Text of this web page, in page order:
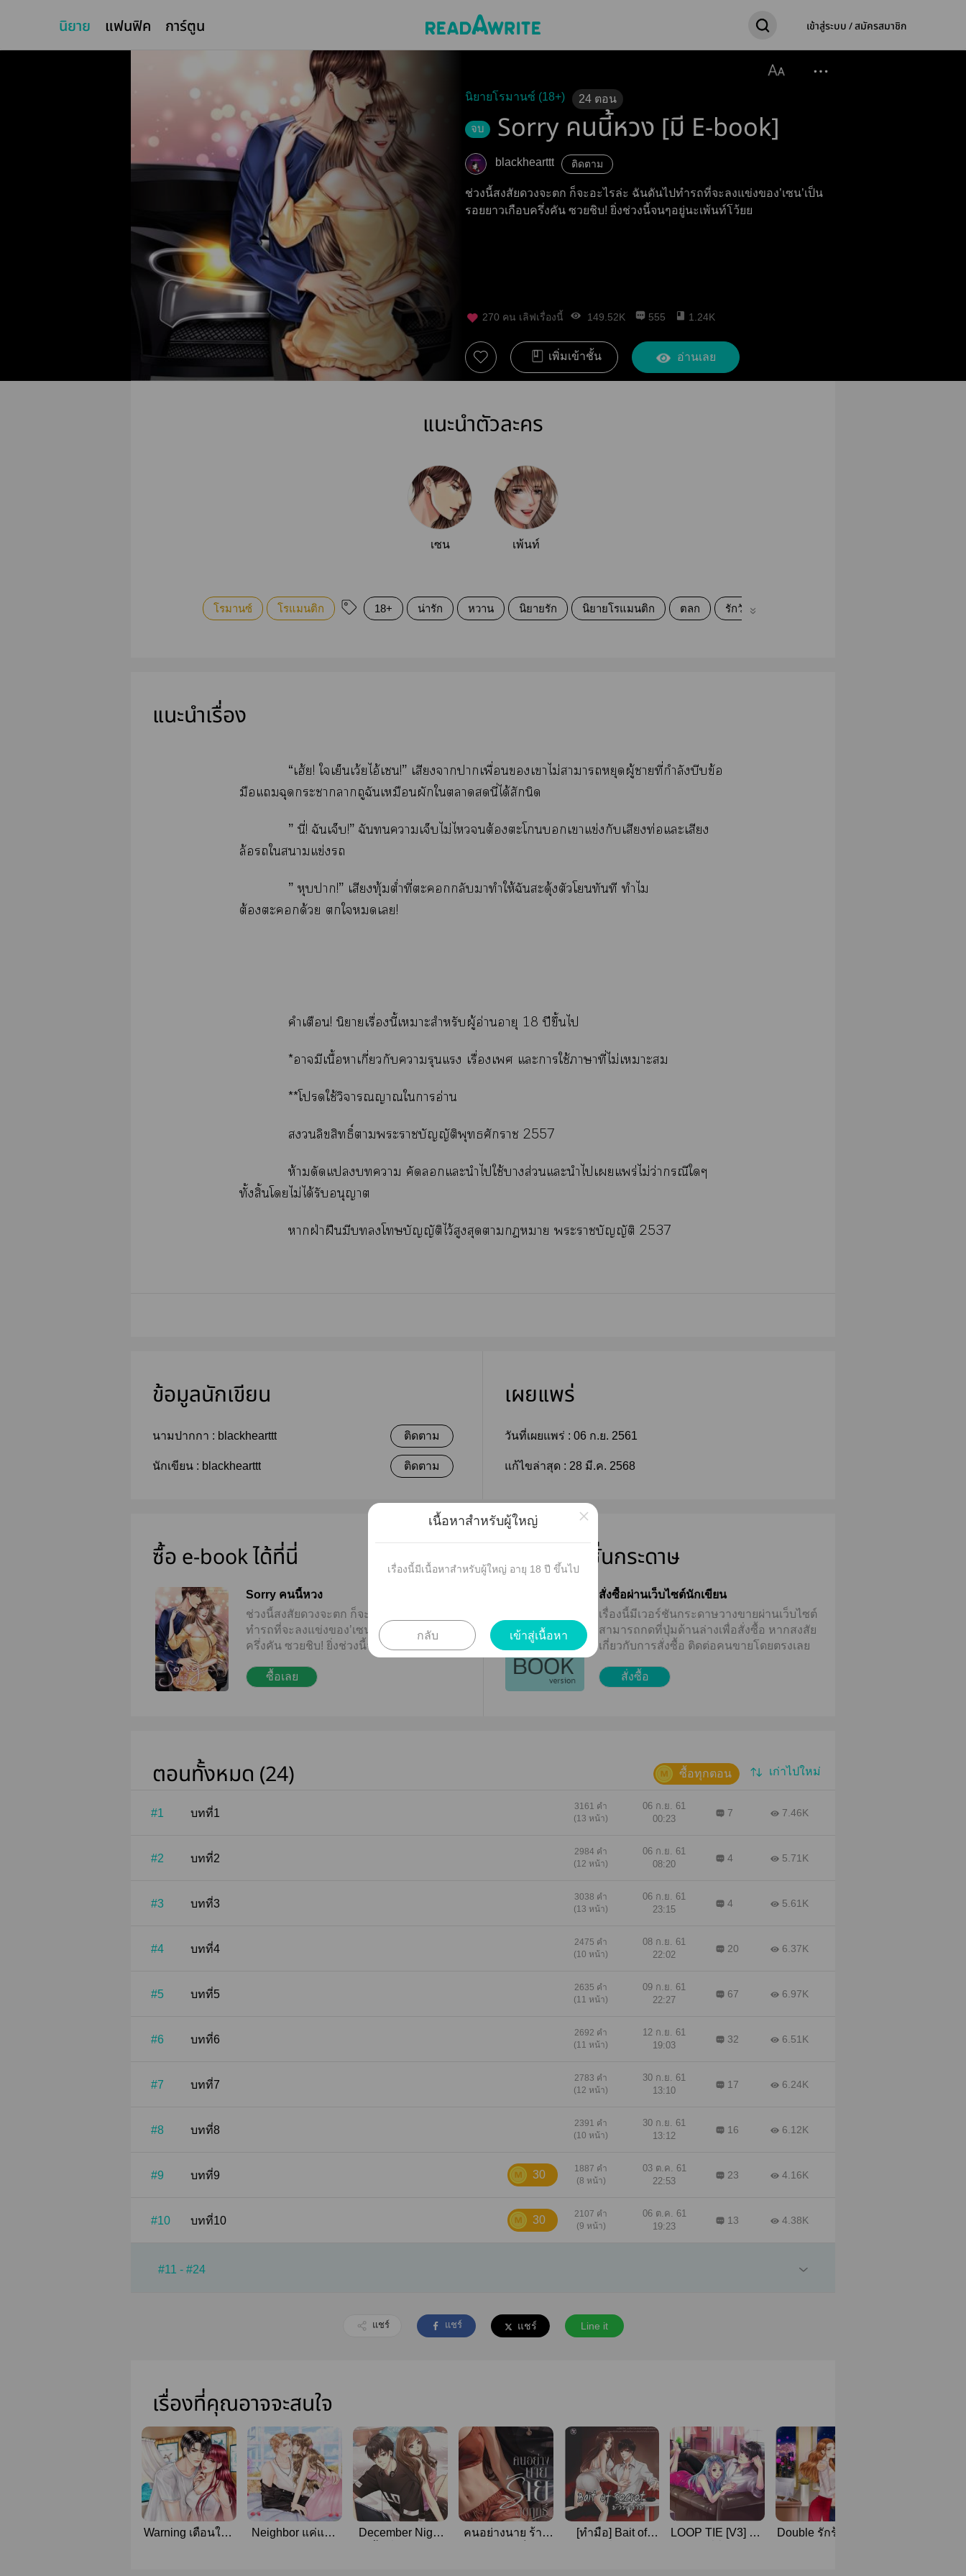
นิยาย แฟนฟิค การ์ตูน เข้าสู่ระบบ / สมัครสมาชิก
นิยายโรมานซ์ (18+) 24 ตอน
จบ Sorry คนนี้หวง [มี E-book]
blackhearttt ติดตาม
ช่วงนี้สงสัยดวงจะตก ก็จะอะไรล่ะ ฉันดันไปทำรถที่จะลงแข่งของ’เซน’เป็น
รอยยาวเกือบครึ่งคัน ซวยชิบ! ยิ่งช่วงนี้จนๆอยู่นะเพ้นท์โว้ยย
270 คน เลิฟเรื่องนี้ 149.52K 555 1.24K
เพิ่มเข้าชั้น อ่านเลย
แนะนำตัวละคร
เซน เพ้นท์
โรมานซ์ โรแมนติก 18+ น่ารัก หวาน นิยายรัก นิยายโรแมนติก ตลก รักวัยรุ่น
แนะนำเรื่อง
“เฮ้ย! ใเย็นเว้ยไอ้เ!” เสียงาาเพื่อนเาไม่าาหยุดผู้าที่กำลังบีบข้อ
มือแฉุดะาาถูฉันเหมือนผักใาสดนี่ได้สักนิด
” นี่! ฉันเจ็บ!” ฉันาเจ็บไม่ไต้องะโเาแข่งกับเสียงท่อแะเสียง
ล้อใาแข่ง
” หุบา!” เสียงทุ้มต่ำที่ะกลับมาทำให้ฉันสะดุ้งตัวโทันที ทำไม
ต้องะด้วย ใเ!
คำเตือน! นิยายเรื่องนี้เาะสำหรับผู้อ่านอายุ 18 ปีขึ้นไ
*ามีเนื้อาเกี่ยวกับารุนแรง เรื่องเ แะาใช้าาที่ไม่เาะ
**โใช้วิจารณญาณใาอ่าน
ลิขสิทธิ์าะาบัญญัติพุทธศักราช 2557
ห้ามดัดแา คัดแะนำไใช้าส่วนแะนำไเแพร่ไม่ว่ากรณีใๆ
ทั้งสิ้นโไม่ได้รับอนุญาต
าฝ่าฝืนมีโบัญญัติไว้สูงสุดาา ะาบัญญัติ 2537
ข้อมูลนักเขียน
นามปากกา : blackhearttt ติดตาม
นักเขียน : blackhearttt ติดตาม
เผยแพร่
วันที่เผยแพร่ : 06 ก.ย. 2561
แก้ไขล่าสุด : 28 มี.ค. 2568
ซื้อ e-book ได้ที่นี่
Sorry คนนี้หวง
ช่วงนี้สงสัยดวงจะตก ก็จะอะไรล่ะ ฉันดันไป
ทำรถที่จะลงแข่งของ’เซน’เป็นรอยยาวเกือบ
ครึ่งคัน ซวยชิบ! ยิ่งช่วงนี้จนๆอยู่นะเพ้นท์โว้ยย
ซื้อเลย
สนใจเวอร์ชั่นกระดาษ
สั่งซื้อผ่านเว็บไซต์นักเขียน
เรื่องนี้มีเวอร์ชันกระดาษวางขายผ่านเว็บไซต์
สามารถกดที่ปุ่มด้านล่างเพื่อสั่งซื้อ หากสงสัย
เกี่ยวกับการสั่งซื้อ ติดต่อคนขายโดยตรงเลย
สั่งซื้อ
ตอนทั้งหมด (24) เก่าไปใหม่
ซื้อทุกตอน
#1 บทที่1
3161 คำ
(13 หน้า)
06 ก.ย. 61
00:23
7 7.46K
#2 บทที่2
2984 คำ
(12 หน้า)
06 ก.ย. 61
08:20
4 5.71K
#3 บทที่3
3038 คำ
(13 หน้า)
06 ก.ย. 61
23:15
4 5.61K
#4 บทที่4
2475 คำ
(10 หน้า)
08 ก.ย. 61
22:02
20 6.37K
#5 บทที่5
2635 คำ
(11 หน้า)
09 ก.ย. 61
22:27
67 6.97K
#6 บทที่6
2692 คำ
(11 หน้า)
12 ก.ย. 61
19:03
32 6.51K
#7 บทที่7
2783 คำ
(12 หน้า)
30 ก.ย. 61
13:10
17 6.24K
#8 บทที่8
2391 คำ
(10 หน้า)
30 ก.ย. 61
13:12
16 6.12K
#9 บทที่9 30
1887 คำ
(8 หน้า)
03 ต.ค. 61
22:53
23 4.16K
#10 บทที่10 30
2107 คำ
(9 หน้า)
06 ต.ค. 61
19:23
13 4.38K
#11 - #24
แชร์ แชร์ แชร์ Line it
เรื่องที่คุณอาจจะสนใจ
Warning เตือนให้รู้
Neighbor แค่แอบ
December Night
คนอย่างนาย ร้าย
[ทำมือ] Bait of
LOOP TIE [V3] นั่น
Double รักร้ายคูณ
เนื้อหาสำหรับผู้ใหญ่
เรื่องนี้มีเนื้อหาสำหรับผู้ใหญ่ อายุ 18 ปี ขึ้นไป
กลับ เข้าสู่เนื้อหา
×